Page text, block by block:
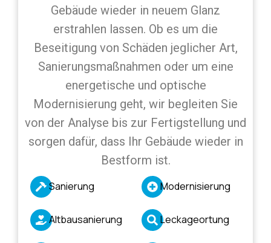
Gebäude wieder in neuem Glanz
erstrahlen lassen. Ob es um die
Beseitigung von Schäden jeglicher Art,
Sanierungsmaßnahmen oder um eine
energetische und optische
Modernisierung geht, wir begleiten Sie
von der Analyse bis zur Fertigstellung und
sorgen dafür, dass Ihr Gebäude wieder in
Bestform ist.
Sanierung Modernisierung
Altbausanierung Leckageortung